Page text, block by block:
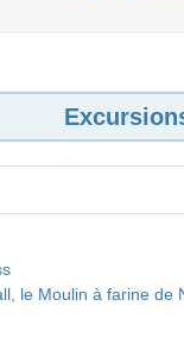
le Moulin à farine de